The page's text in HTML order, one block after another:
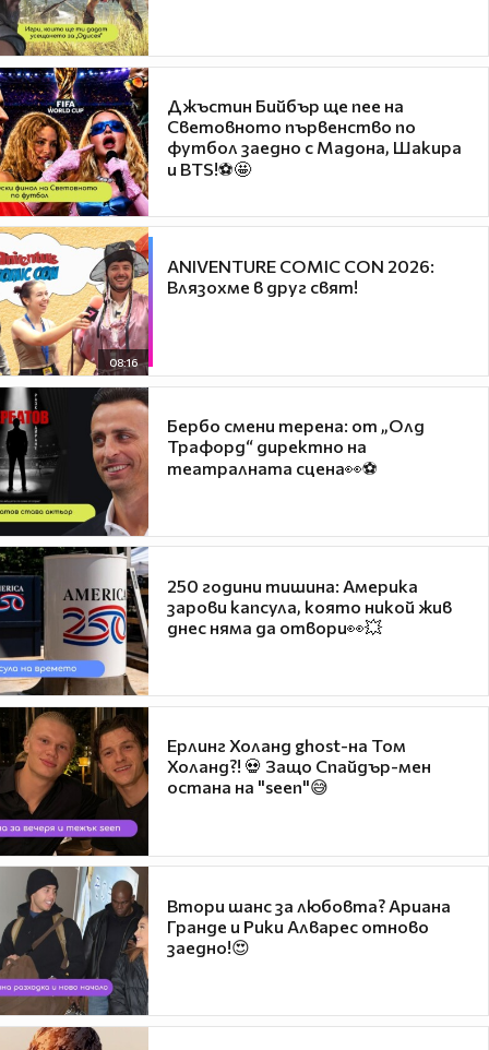
Джъстин Бийбър ще пее на
Световното първенство по
футбол заедно с Мадона, Шакира
и BTS!⚽🤩
08:16
ANIVENTURE COMIC CON 2026:
Влязохме в друг свят!
Бербо смени терена: от „Олд
Трафорд“ директно на
театралната сцена👀⚽
250 години тишина: Америка
зарови капсула, която никой жив
днес няма да отвори👀💥
Ерлинг Холанд ghost-на Том
Холанд?! 💀 Защо Спайдър-мен
остана на "seen"😅
Втори шанс за любовта? Ариана
Гранде и Рики Алварес отново
заедно!😍